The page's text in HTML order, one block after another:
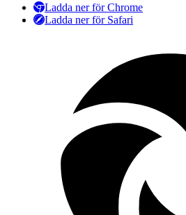
Ladda ner för Chrome
Ladda ner för Safari